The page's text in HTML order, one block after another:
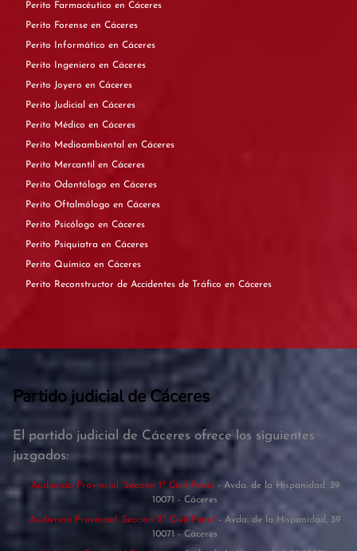
Perito Farmacéutico en Cáceres
Perito Forense en Cáceres
Perito Informático en Cáceres
Perito Ingeniero en Cáceres
Perito Joyero en Cáceres
Perito Judicial en Cáceres
Perito Médico en Cáceres
Perito Medioambiental en Cáceres
Perito Mercantil en Cáceres
Perito Odontólogo en Cáceres
Perito Oftalmólogo en Cáceres
Perito Psicólogo en Cáceres
Perito Psiquiatra en Cáceres
Perito Químico en Cáceres
Perito Reconstructor de Accidentes de Tráfico en Cáceres
Partido judicial de Cáceres
El partido judicial de Cáceres ofrece los siguientes
juzgados:
Audiencia Provincial, Sección 1ª Civil-Penal - Avda. de la Hispanidad, 39
10071 - Cáceres
Audiencia Provincial, Sección 2ª Civil-Penal - Avda. de la Hispanidad, 39
10071 - Cáceres